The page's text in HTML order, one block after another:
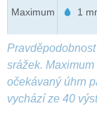
Maximum 1
srážek.
očekávaný úhrn
vychází ze 40